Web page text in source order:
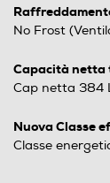
No Frost
Capacità netta
Cap netta 384
Nuova Classe
Classe